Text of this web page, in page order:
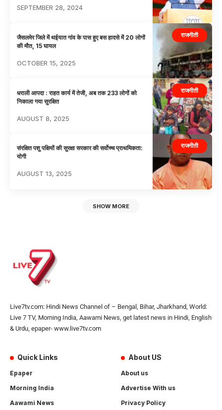
SEPTEMBER 28, 2024
राजनीती
जैसलमेर जिले में थईयात गांव के पास हुए बस हादसे में 20 लोगों
की मौत, 15 घायल
OCTOBER 15, 2025
राजनीती
धराली आपदा : राहत कार्य में तेजी, अब तक 233 लोगों को
निकाला गया सुरक्षित
AUGUST 8, 2025
राजनीती
संरक्षित पशु पक्षियों की सुरक्षा सरकार की सर्वोच्च प्राथमिकता:
योगी
AUGUST 13, 2025
SHOW MORE
Live7tv.com: Hindi News Channel of – Bengal, Bihar, Jharkhand, World:
Live 7 TV, Morning India, Aawami News, get latest news in Hindi, English
& Urdu, epaper- www.live7tv.com
Quick Links
Epaper
Morning India
Aawami News
About US
About us
Advertise With us
Privacy Policy